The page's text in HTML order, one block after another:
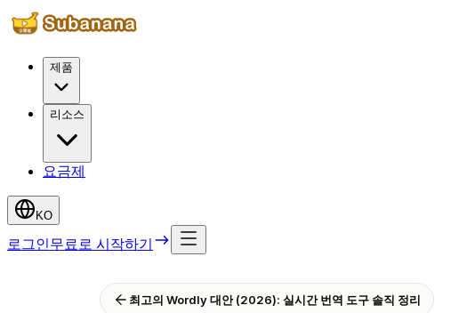
제품
리소스
요금제
KO
로그인무료로 시작하기
최고의 Wordly 대안 (2026): 실시간 번역 도구 솔직 정리